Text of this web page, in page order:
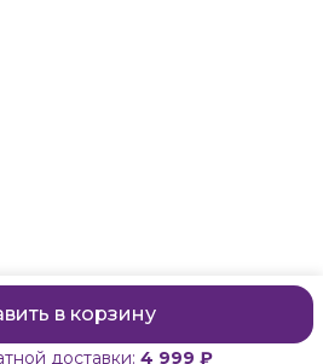
в корзину
доставки: 4 999 ₽